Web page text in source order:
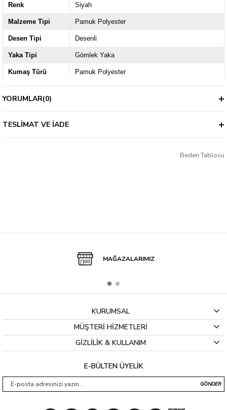
Renk Siyah
Malzeme Tipi Pamuk Polyester
Desen Tipi Desenli
Yaka Tipi Gömlek Yaka
Kumaş Türü Pamuk Polyester
Kalıp
YORUMLAR(0)
TESLIMAT VE İADE
Beden Tablosu
MAĞAZALARIMIZ
KURUMSAL
MÜŞTERİ HİZMETLERİ
GİZLİLİK & KULLANIM
E-BÜLTEN ÜYELİK
GÖNDER